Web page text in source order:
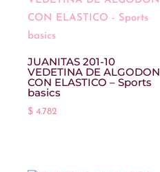
JUANITAS 201-10
VEDETINA DE ALGODON
CON ELASTICO – Sports
basics
$ 4.782